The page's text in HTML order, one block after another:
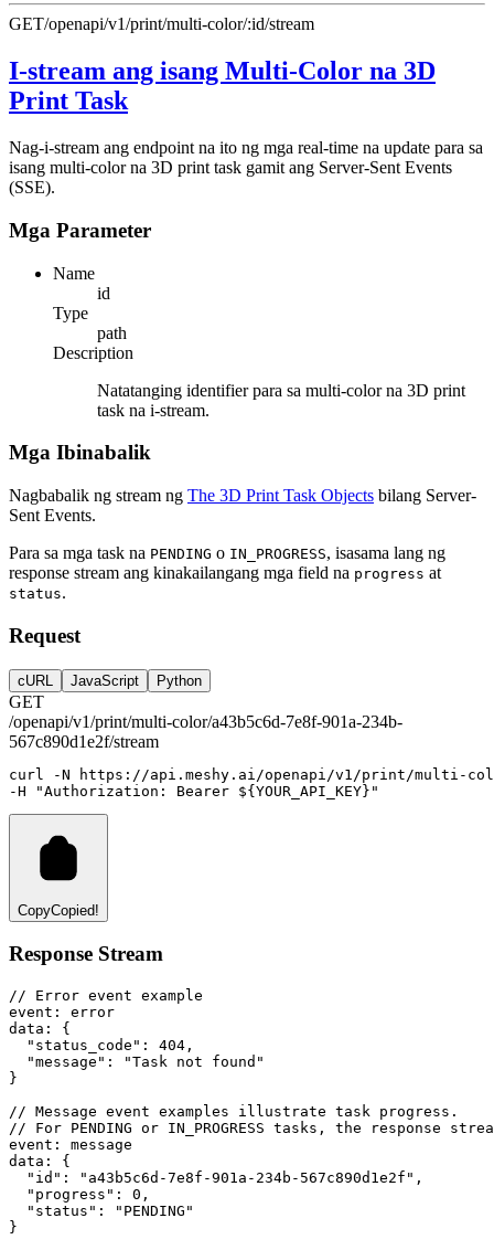
GET/openapi/v1/print/multi-color/:id/stream
I-stream ang isang Multi-Color na 3D
Print Task
Nag-i-stream ang endpoint na ito ng mga real-time na update para sa
isang multi-color na 3D print task gamit ang Server-Sent Events
(SSE).
Mga Parameter
Name
id
Type
path
Description
Natatanging identifier para sa multi-color na 3D print
task na i-stream.
Mga Ibinabalik
Nagbabalik ng stream ng The 3D Print Task Objects bilang Server-
Sent Events.
Para sa mga task na PENDING o IN_PROGRESS, isasama lang ng
response stream ang kinakailangang mga field na progress at
status.
Request
cURL JavaScript Python
GET
/openapi/v1/print/multi-color/a43b5c6d-7e8f-901a-234b-
567c890d1e2f/stream
curl -N
https://api.meshy.ai/openapi/v1/print/multi-
-H
"Authorization: Bearer ${YOUR_API_KEY}"
CopyCopied!
Response Stream
// Error event example
event :
error
data :
{
"status_code" : 404 ,
"message" :
"Task not found"
}
// Message event examples illustrate task progress.
// For PENDING or IN_PROGRESS tasks, the
event :
message
data :
{
"id" : "a43b5c6d-7e8f-901a-234b-567c890d1e2f" ,
"progress" : 0 ,
"status" :
"PENDING"
}